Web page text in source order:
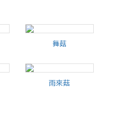
舞菇
雨來菇